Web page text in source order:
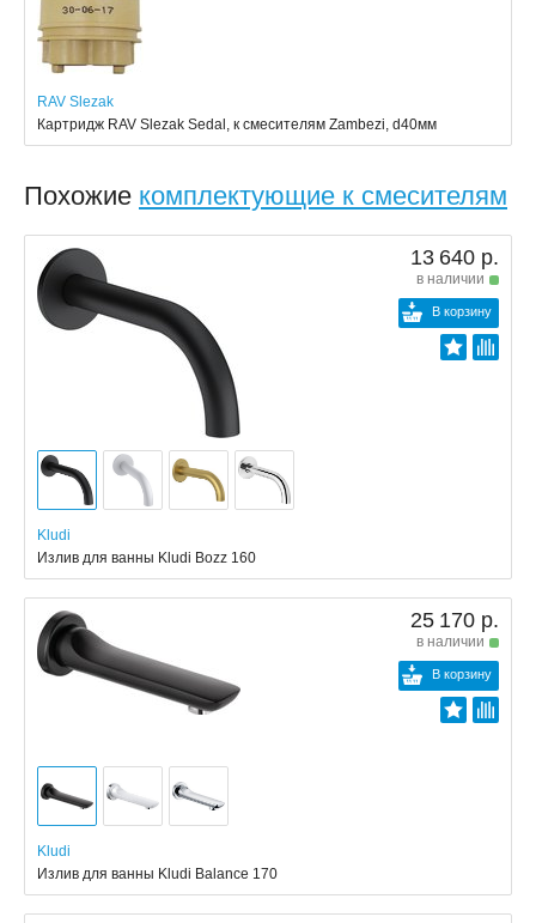
RAV Slezak
Картридж RAV Slezak Sedal, к смесителям Zambezi, d40мм
Похожие комплектующие к смесителям
13 640 р.
в наличии
В корзину
Kludi
Излив для ванны Kludi Bozz 160
25 170 р.
в наличии
В корзину
Kludi
Излив для ванны Kludi Balance 170